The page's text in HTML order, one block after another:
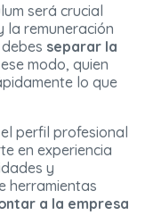
será crucial
remuneración
separar la
modo, quien
lo que
perfil profesional
en experiencia
y
herramientas
a la empresa